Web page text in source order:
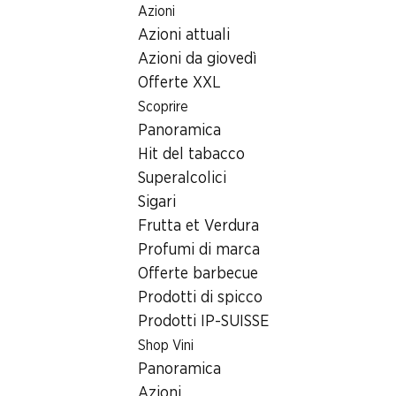
Azioni
Azioni attuali
Azioni da giovedì
Offerte XXL
Scoprire
Panoramica
Hit del tabacco
Superalcolici
Sigari
Frutta et Verdura
Profumi di marca
Offerte barbecue
Prodotti di spicco
Prodotti IP-SUISSE
Shop Vini
Panoramica
nuovi spazi commerciali
Cercasi: nuovi spazi
commerciali